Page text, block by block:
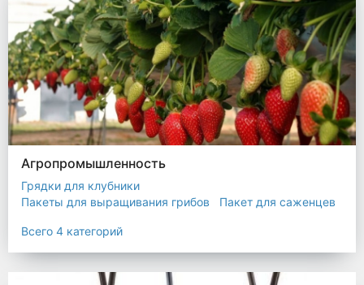
Агропромышленность
Грядки для клубники
Пакеты для выращивания грибов
Пакет для саженцев
Всего 4 категорий